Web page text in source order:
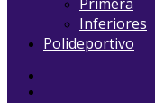
Inferiores
Polideportivo